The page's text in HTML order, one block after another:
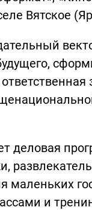
Вятское
деловая
маленьких
и